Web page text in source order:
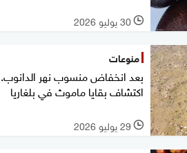
l 30 يوليو 2026
منوعات
بعد انخفاض منسوب نهر
اكتشاف بقايا ماموث في بلغاريا
l 29 يوليو 2026